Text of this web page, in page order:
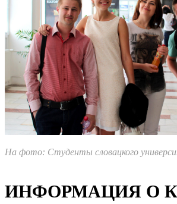
На фото: Студенты словацкого
ИНФОРМАЦИЯ О